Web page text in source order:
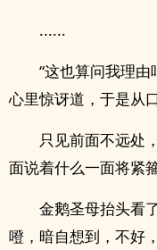
......
“这也算问我理
心里惊讶道，于是从
只见前面不远处
面说着什么一面将紧
金鹅圣母抬头看
噔，暗自想到，不好